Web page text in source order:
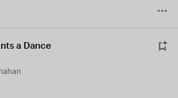
a Dance